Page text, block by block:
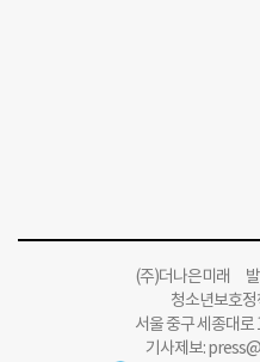
(주)더나은미래
청소년보호정
서울 중구 세종대
기사제보: